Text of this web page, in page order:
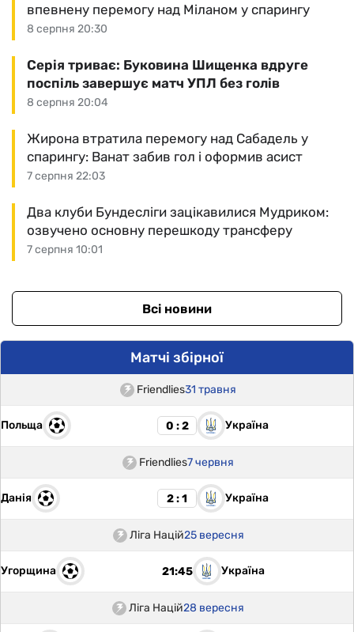
8 серпня 20:30
впевнену перемогу над Міланом у спарингу
8 серпня 20:04
Серія триває: Буковина Шищенка вдруге
поспіль завершує матч УПЛ без голів
7 серпня 22:03
Жирона втратила перемогу над Сабадель у
спарингу: Ванат забив гол і оформив асист
7 серпня 10:01
Два клуби Бундесліги зацікавилися Мудриком:
озвучено основну перешкоду трансферу
Всі новини
Матчі збірної
Friendlies31 травня
Польща 0 : 2 Україна
Friendlies7 червня
Данія 2 : 1 Україна
Ліга Націй25 вересня
Угорщина 21:45 Україна
Ліга Націй28 вересня